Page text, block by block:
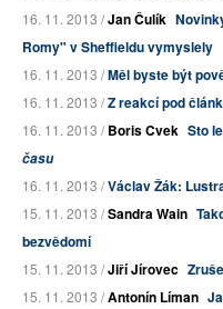
16. 11. 2013 /Jan Čulík
Romy" v Sheffieldu vymyslely
16. 11. 2013 /Měl byste být
16. 11. 2013 /Z reakcí pod
16. 11. 2013 /Boris Cvek Sto
času
16. 11. 2013 /Václav Žák:
15. 11. 2013 /Sandra Wain
bezvědomí
15. 11. 2013 /Jiří Jírovec
15. 11. 2013 /Antonín Líman